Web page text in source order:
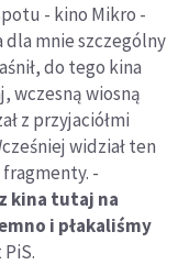
- kino Mikro -
dla mnie szczególny
do tego kina
wczesną wiosną
z przyjaciółmi
widział ten
-
kina tutaj na
i płakaliśmy